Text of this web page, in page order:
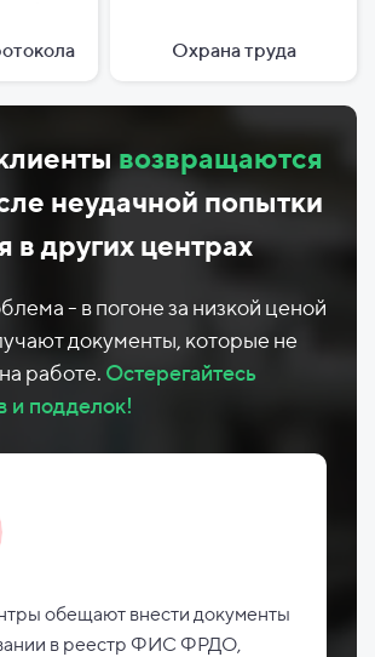
Охрана труда
возвращаются
неудачной попытки
в других центрах
- в погоне за низкой ценой
документы, которые не
работе. Остерегайтесь
и подделок!
обещают внести документы
в реестр ФИС ФРДО,